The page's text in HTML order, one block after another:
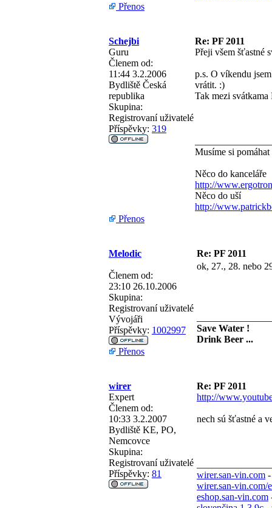
Přenos
Schejbi
Re: PF 2011
Guru
Členem od:
11:44 3.2.2006
Bydliště Česká
republika
Skupina:
Registrovaní uživatelé
Příspěvky: 319
Přeji všem šťastné
p.s. O víkendu
vrátit. :)
Tak mezi
Musíme si pomáhat
Něco do kanceláře
http://
Něco do uší
http://
Přenos
Melodic Re: PF 2011
Členem od:
23:10 26.10.2006
Skupina:
Registrovaní uživatelé
Vývojáři
Příspěvky: 1002997
ok, 27., 28. nebo
Save Water !
Drink Beer ...
Přenos
wirer
Re: PF 2011
Expert
Členem od:
10:33 3.2.2007
Bydliště KE, PO,
Nemcovce
Skupina:
Registrovaní uživatelé
Příspěvky: 81
http://
nech sú šťastné a
wirer.san-vin.com
wirer.san-vin.com/
eshop.san-vin.com